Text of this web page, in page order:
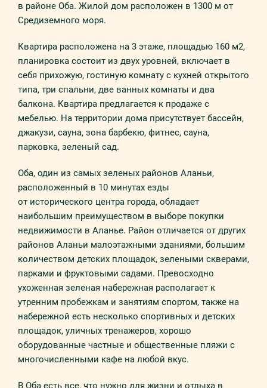
в районе Оба. Жилой дом расположен в 1300 м от
Средиземного моря.
Квартира расположена на 3 этаже, площадью 160 м2,
планировка состоит из двух уровней, включает в
себя прихожую, гостиную комнату с кухней открытого
типа, три спальни, две ванных комнаты и два
балкона. Квартира предлагается к продаже с
мебелью. На территории дома присутствует бассейн,
джакузи, сауна, зона барбекю, фитнес, сауна,
парковка, зеленый сад.
Оба, один из самых зеленых районов Аланьи,
расположенный в 10 минутах езды
от исторического центра города, обладает
наибольшим преимуществом в выборе покупки
недвижимости в Аланье. Район отличается от других
районов Аланьи малоэтажными зданиями, большим
количеством детских площадок, зелеными скверами,
парками и фруктовыми садами. Превосходно
ухоженная зеленая набережная располагает к
утренним пробежкам и занятиям спортом, также на
набережной есть несколько спортивных и детских
площадок, уличных тренажеров, хорошо
оборудованные частные и общественные пляжи с
многочисленными кафе на любой вкус.
В Оба есть все, что нужно для жизни и отдыха в